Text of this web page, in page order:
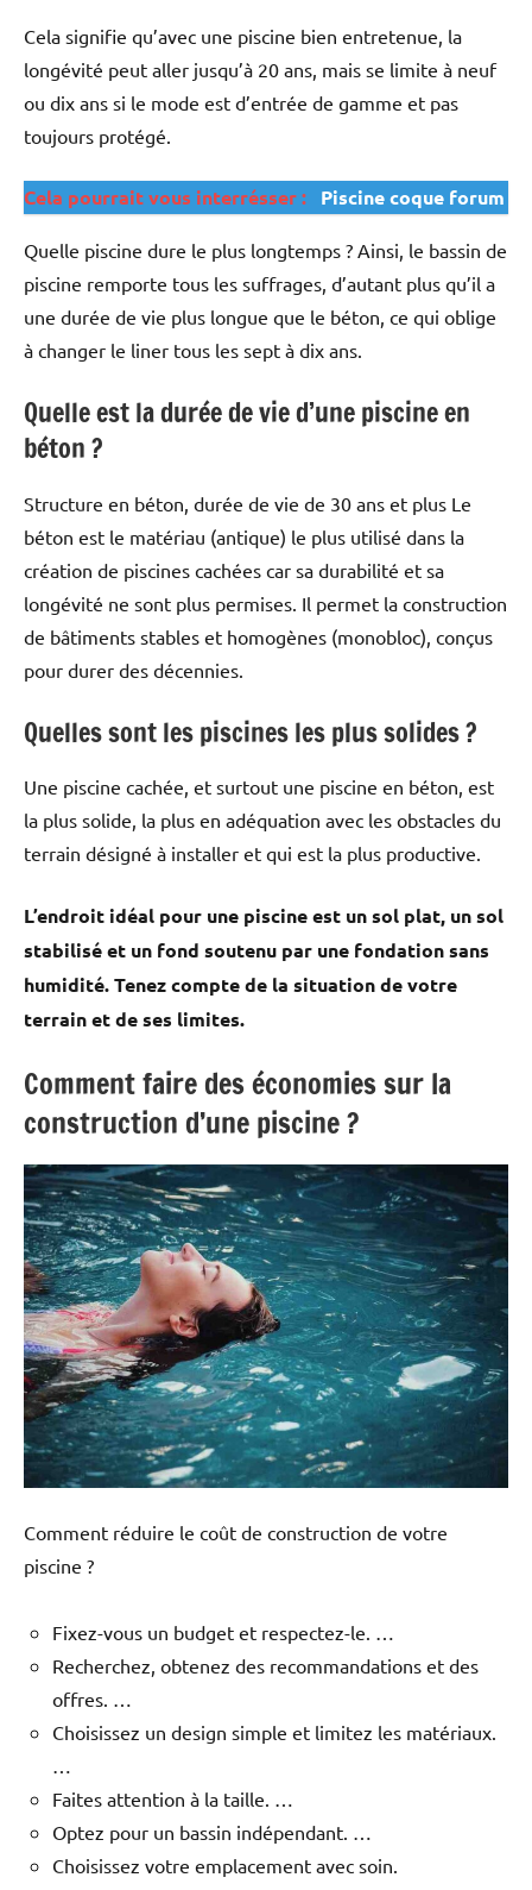
Cela signifie qu’avec une piscine bien entretenue, la
longévité peut aller jusqu’à 20 ans, mais se limite à neuf
ou dix ans si le mode est d’entrée de gamme et pas
toujours protégé.
Cela pourrait vous interrésser : Piscine coque forum
Quelle piscine dure le plus longtemps ? Ainsi, le bassin de
piscine remporte tous les suffrages, d’autant plus qu’il a
une durée de vie plus longue que le béton, ce qui oblige
à changer le liner tous les sept à dix ans.
Quelle est la durée de vie d’une piscine en
béton ?
Structure en béton, durée de vie de 30 ans et plus Le
béton est le matériau (antique) le plus utilisé dans la
création de piscines cachées car sa durabilité et sa
longévité ne sont plus permises. Il permet la construction
de bâtiments stables et homogènes (monobloc), conçus
pour durer des décennies.
Quelles sont les piscines les plus solides ?
Une piscine cachée, et surtout une piscine en béton, est
la plus solide, la plus en adéquation avec les obstacles du
terrain désigné à installer et qui est la plus productive.
L’endroit idéal pour une piscine est un sol plat, un sol
stabilisé et un fond soutenu par une fondation sans
humidité. Tenez compte de la situation de votre
terrain et de ses limites.
Comment faire des économies sur la
construction d’une piscine ?
Comment réduire le coût de construction de votre
piscine ?
Fixez-vous un budget et respectez-le. …
Recherchez, obtenez des recommandations et des
offres. …
Choisissez un design simple et limitez les matériaux.
…
Faites attention à la taille. …
Optez pour un bassin indépendant. …
Choisissez votre emplacement avec soin.